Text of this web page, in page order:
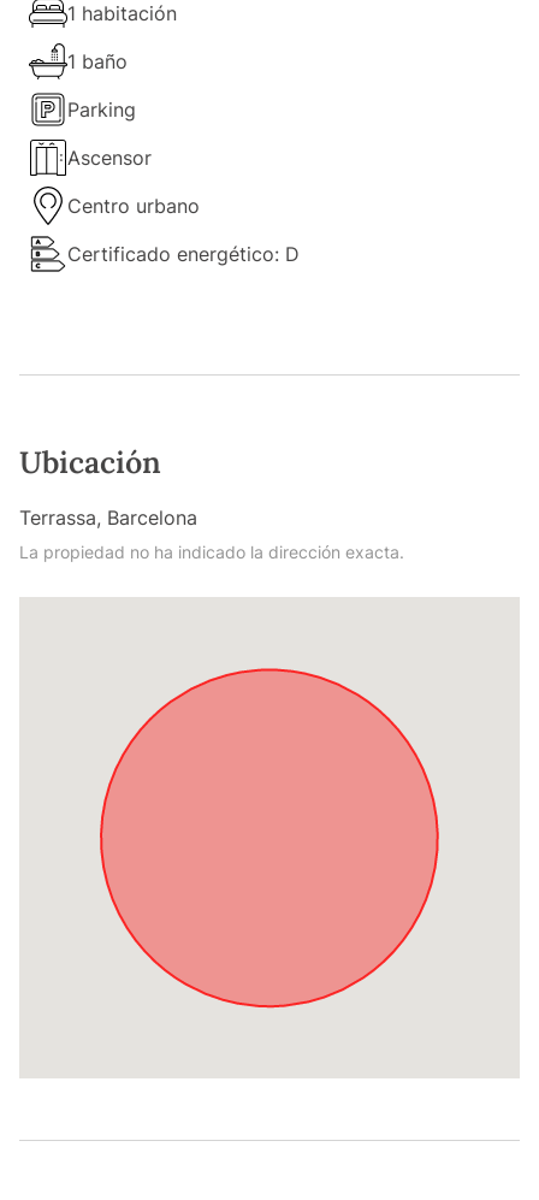
1 habitación
1 baño
Parking
Ascensor
Centro urbano
Certificado energético: D
Ubicación
Terrassa, Barcelona
La propiedad no ha indicado la dirección exacta.